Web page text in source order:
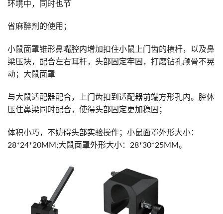
环境中，同时也节
省麻醉剂的使用；
小鼠面罩锥形鼻嘴腔内增加扣住小鼠上门齿的横杆，以及鼻
梁压块，配合左右耳杆，头部固定牢固，打磨钻孔颅骨不晃
动；大鼠面罩
与大鼠适配器配合，上门齿扣到适配器前端方形孔内。腔体
压住鼻梁同时配合，使得头部固定更加稳固；
体积小巧，不妨碍头部实验操作；小鼠面罩外形大小：
28*24*20MM;大鼠面罩外形大小：28*30*25MM。